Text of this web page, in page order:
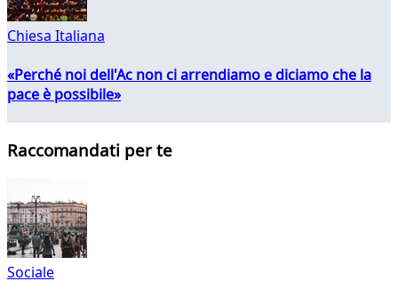
Chiesa Italiana
«Perché noi dell'Ac non ci arrendiamo e diciamo che la
pace è possibile»
Raccomandati per te
Sociale